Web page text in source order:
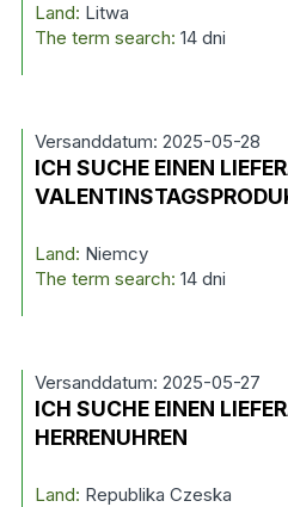
Land: Litwa
The term search: 14 dni
Versanddatum: 2025-05-28
ICH SUCHE EINEN
Land: Niemcy
The term search: 14 dni
Versanddatum: 2025-05-27
ICH SUCHE EINEN
HERRENUHREN
Land: Republika Czeska